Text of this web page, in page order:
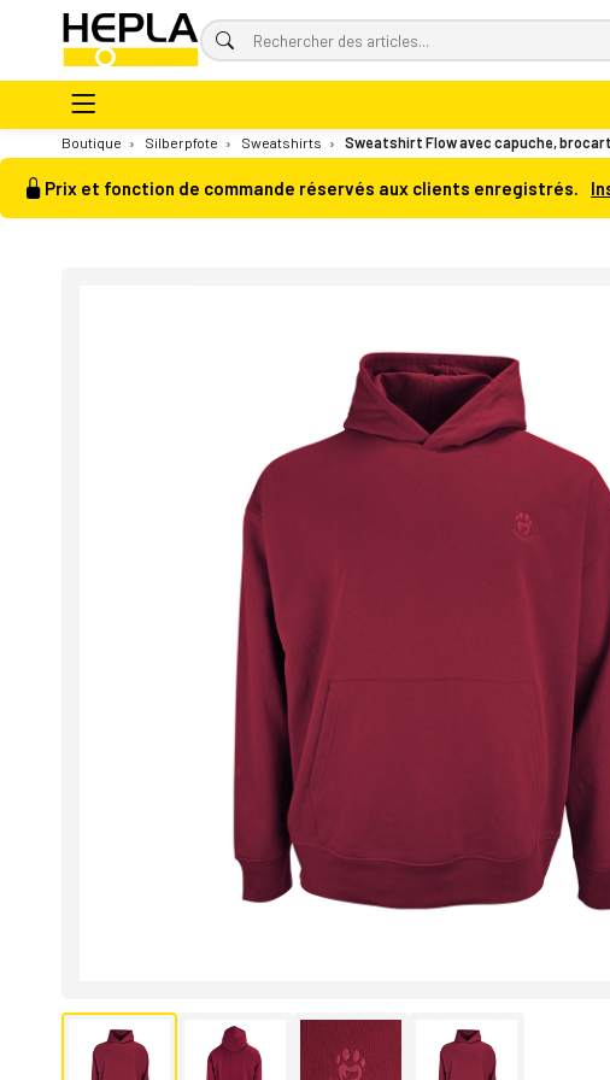
Boutique › Silberpfote › Sweatshirts › Sweatshirt Flow avec capuche,
Prix et fonction de commande réservés aux clients enregistrés.